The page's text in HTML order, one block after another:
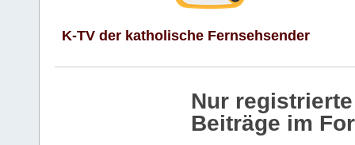
K-TV der katholische Fernsehsender
Nur
Beiträge im